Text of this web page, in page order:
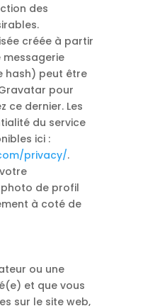
des
créée à partir
hash) peut être
pour
ce dernier. Les
du service
ici :
privacy/.
de profil
à coté de
ou une
et que vous
sur le site web,